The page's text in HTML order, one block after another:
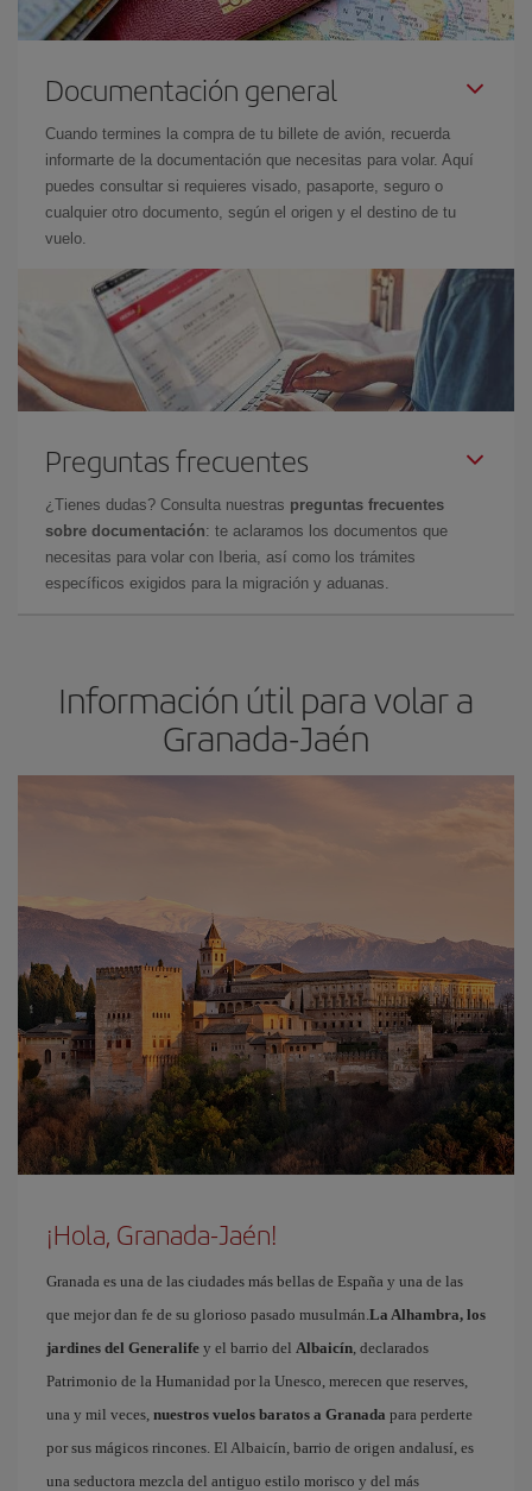
Documentación general
Cuando termines la compra de tu billete de avión, recuerda
informarte de la documentación que necesitas para volar. Aquí
puedes consultar si requieres visado, pasaporte, seguro o
cualquier otro documento, según el origen y el destino de tu
vuelo.
Preguntas frecuentes
¿Tienes dudas? Consulta nuestras preguntas frecuentes
sobre documentación: te aclaramos los documentos que
necesitas para volar con Iberia, así como los trámites
específicos exigidos para la migración y aduanas.
Información útil para volar a
Granada-Jaén
¡Hola, Granada-Jaén!
Granada es una de las ciudades más bellas de España y una de las
que mejor dan fe de su glorioso pasado musulmán.La Alhambra, los
jardines del Generalife y el barrio del Albaicín, declarados
Patrimonio de la Humanidad por la Unesco, merecen que reserves,
una y mil veces, nuestros vuelos baratos a Granada para perderte
por sus mágicos rincones. El Albaicín, barrio de origen andalusí, es
una seductora mezcla del antiguo estilo morisco y del más